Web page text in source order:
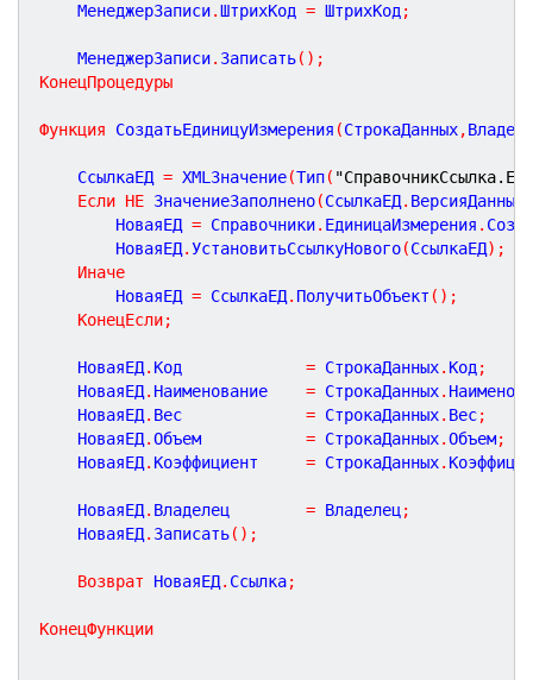
	МенеджерЗаписи
.ШтрихКод = ШтрихКод ;
	МенеджерЗаписи
. Записать( ) ;
КонецПроцедуры
Функция СоздатьЕдиницуИзмерения (СтрокаДанных,
	СсылкаЕД
= XMLЗначение(Тип(
Если НЕ ЗначениеЗаполнено(СсылкаЕД. ВерсияДанных
		НоваяЕД
= Справочники. ЕдиницаИзмерения .
		НоваяЕД
.УстановитьСсылкуНового(СсылкаЕД) ;
Иначе
		НоваяЕД
= СсылкаЕД. ПолучитьОбъект ( ) ;
КонецЕсли;
	НоваяЕД
. = СтрокаДанных. Код ;
	НоваяЕД
. = СтрокаДанных.
	НоваяЕД
. Вес = СтрокаДанных. Вес;
	НоваяЕД
.Объем = СтрокаДанных.Объем;
	НоваяЕД
. Коэффициент = СтрокаДанных.
	НоваяЕД
. = Владелец ;
	НоваяЕД
. Записать( ) ;
Возврат НоваяЕД. Ссылка;
КонецФункции